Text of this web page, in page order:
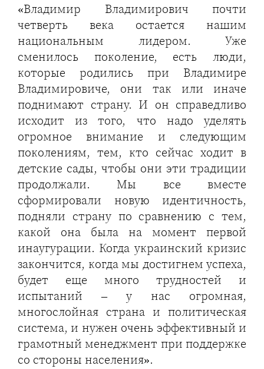
«Владимир Владимирович почти
четверть века остается нашим
национальным лидером. Уже
сменилось поколение, есть люди,
которые родились при Владимире
Владимировиче, они так или иначе
поднимают страну. И он справедливо
исходит из того, что надо уделять
огромное внимание и следующим
поколениям, тем, кто сейчас ходит в
детские сады, чтобы они эти традиции
продолжали. Мы все вместе
сформировали новую идентичность,
подняли страну по сравнению с тем,
какой она была на момент первой
инаугурации. Когда украинский кризис
закончится, когда мы достигнем успеха,
будет еще много трудностей и
испытаний – у нас огромная,
многослойная страна и политическая
система, и нужен очень эффективный и
грамотный менеджмент при поддержке
со стороны населения».